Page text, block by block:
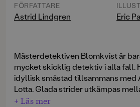
FÖRFATTARE
Astrid Lindgren Eric
Mästerdetektiven Blomkvist är
mycket skicklig detektiv i alla fall.
idyllisk småstad tillsammans med
Lotta. Glada strider utkämpas
Röda, och allting är så härligt som
+ Läs mer